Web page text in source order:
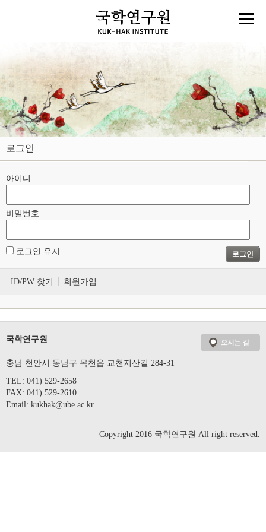
로그인
아이디
비밀번호
로그인 유지 로그인
ID/PW 찾기 회원가입
국학연구원
충남 천안시 동남구 목천읍 교천지산길 284-31
TEL: 041) 529-2658
FAX: 041) 529-2610
Email: kukhak@ube.ac.kr
Copyright 2016 국학연구원 All right reserved.